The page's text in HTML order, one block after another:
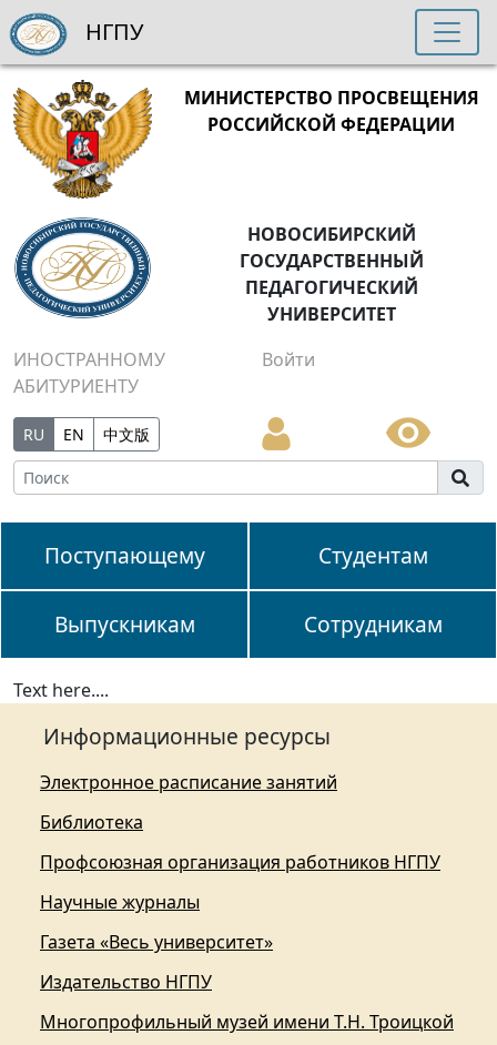
МИНИСТЕРСТВО ПРОСВЕЩЕНИЯ
РОССИЙСКОЙ ФЕДЕРАЦИИ
НОВОСИБИРСКИЙ
ГОСУДАРСТВЕННЫЙ
ПЕДАГОГИЧЕСКИЙ
УНИВЕРСИТЕТ
ИНОСТРАННОМУ
АБИТУРИЕНТУ
Войти
RU EN 中文版
Поступающему Студентам
Выпускникам Сотрудникам
НГПУ
Text here....
Информационные ресурсы
Электронное расписание занятий
Библиотека
Профсоюзная организация работников НГПУ
Научные журналы
Газета «Весь университет»
Издательство НГПУ
Многопрофильный музей имени Т.Н. Троицкой